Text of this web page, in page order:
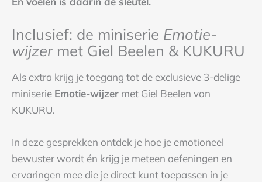
Inclusief: de miniserie Emotie-
wijzermet Giel Beelen & KUKURU
Als extra krijg je toegang tot de exclusieve 3-delige
miniserie Emotie-wijzer met Giel Beelen van
KUKURU.
In deze gesprekken ontdek je hoe je emotioneel
bewuster wordt én krijg je meteen oefeningen en
ervaringen mee die je direct kunt toepassen in je